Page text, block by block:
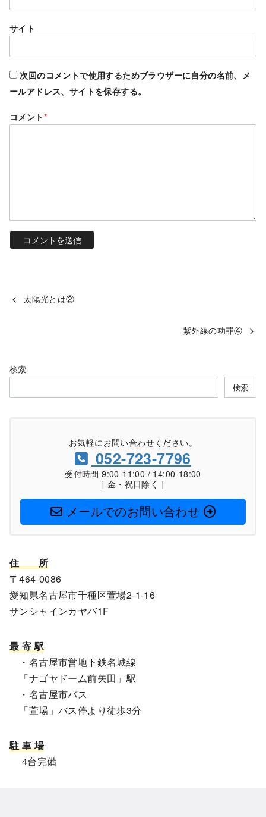
サイト
次回のコメントで使用するためブラウザーに自分の名前、メ
ールアドレス、サイトを保存する。
コメント*
太陽光とは②
紫外線の功罪④
検索
検索
お気軽にお問い合わせください。
052-723-7796
受付時間 9:00-11:00 / 14:00-18:00
[ 金・祝日除く ]
メールでのお問い合わせ
住
所
〒464-0086
愛知県名古屋市千種区萱場2-1-16
サンシャインカヤバ1F
最 寄 駅
・名古屋市営地下鉄名城線
「ナゴヤドーム前矢田」駅
・名古屋市バス
「萱場」バス停より徒歩3分
駐 車 場
4台完備